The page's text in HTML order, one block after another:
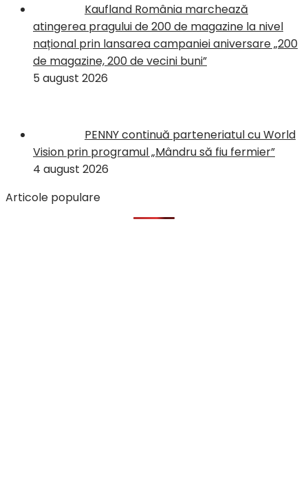
Kaufland România marchează
atingerea pragului de 200 de magazine la nivel
național prin lansarea campaniei aniversare „200
de magazine, 200 de vecini buni”
5 august 2026
PENNY continuă parteneriatul cu World
Vision prin programul „Mândru să fiu fermier”
4 august 2026
Articole populare